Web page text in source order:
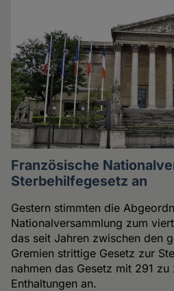
Französische
Sterbehilfegesetz an
Gestern stimmten die
Nationalversammlung zum
das seit Jahren zwischen den
Gremien strittige Gesetz zur
nahmen das Gesetz mit 291
Enthaltungen an.